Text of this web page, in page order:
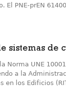
El PNE-prEN
sistemas de
Norma UNE
a la
en los Edificios